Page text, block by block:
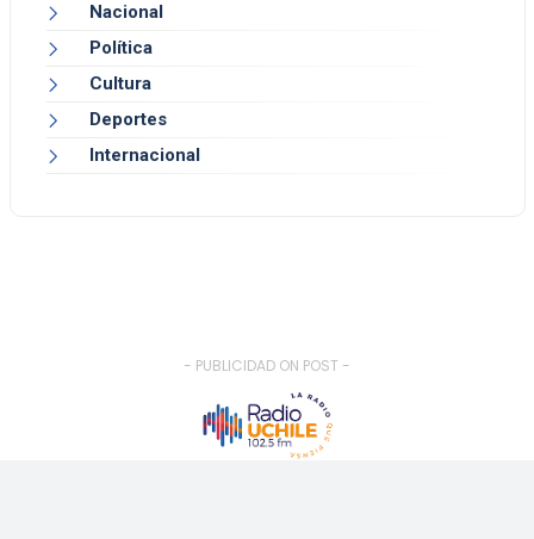
Nacional
Política
Cultura
Deportes
Internacional
- PUBLICIDAD ON POST -